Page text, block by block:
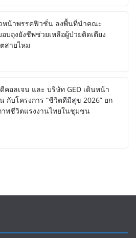
วหน้าพรรคฟิวชั่น ลงพื้นที่นำคณะ
บถุงยังชีพช่วยเหลือผู้ป่วยติดเตียง
สายไหม
คอลเจน และ บริษัท GED เดินหน้า
กับโครงการ “ชีวิตดีมีสุข 2026” ยก
พชีวิตแรงงานไทยในชุมชน